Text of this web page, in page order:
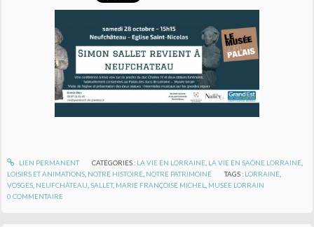
LIEN PERMANENT CATÉGORIES : LA VIE EN LORRAINE, LA VIE EN SAÔNE LORRAINE,
LOISIRS ET ANIMATIONS NOTRE HISTOIRE NOTRE PATRIMOINE TAGS : LORRAINE
VOSGES NEUFCHÂTEAU ,SALLET, MARIE FRANÇOISE MICHEL
MUSÉE LORRAIN
0 COMMENTAIRE